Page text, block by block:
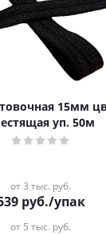
15мм
уп. 50м
от 3 тыс. руб.
руб./упак
от 5 тыс. руб.